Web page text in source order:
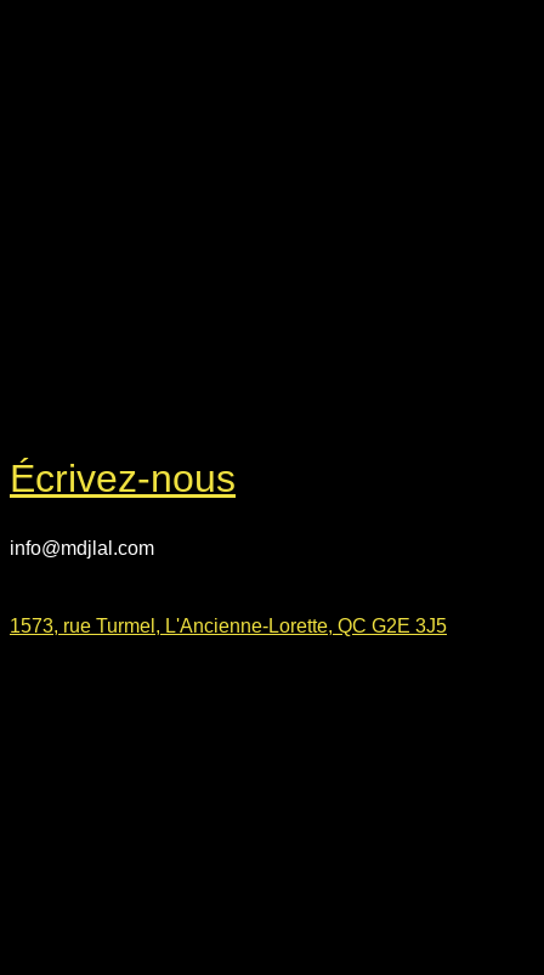
Écrivez-nous
info@mdjlal.com
1573, rue Turmel, L'Ancienne-Lorette, QC G2E 3J5